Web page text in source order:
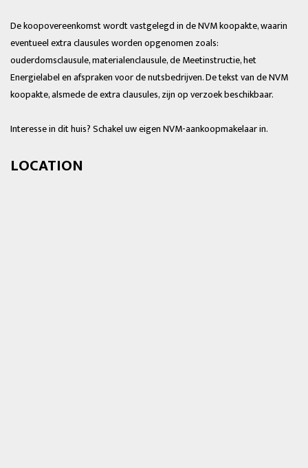
De koopovereenkomst wordt vastgelegd in de NVM koopakte, waarin
eventueel extra clausules worden opgenomen zoals:
ouderdomsclausule, materialenclausule, de Meetinstructie, het
Energielabel en afspraken voor de nutsbedrijven. De tekst van de NVM
koopakte, alsmede de extra clausules, zijn op verzoek beschikbaar.
Interesse in dit huis? Schakel uw eigen NVM-aankoopmakelaar in.
LOCATION